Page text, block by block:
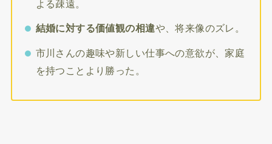
よる疎遠。
結婚に対する価値観の相違や、将来像のズレ。
市川さんの趣味や新しい仕事への意欲が、家庭
を持つことより勝った。